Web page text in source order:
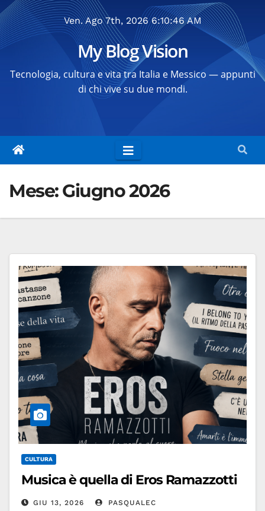
Salta
al
contenuto
Ven. Ago 7th, 20266:10:47 AM
My Blog Vision
Tecnologia, cultura e vita tra Italia e Messico — appunti
di chi vive su due mondi.
Mese:Giugno 2026
CULTURA
Musica è quella di Eros Ramazzotti
GIU 13, 2026 PASQUALEC